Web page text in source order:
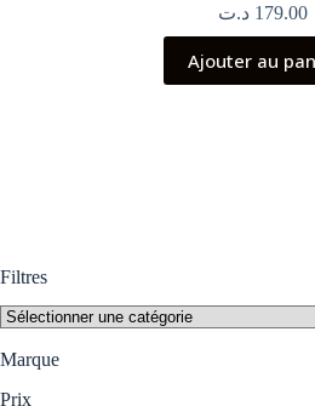
179.00 د.ت
Ajouter au
Filtres
Sélectionner
une
catégorie
Marque
Prix